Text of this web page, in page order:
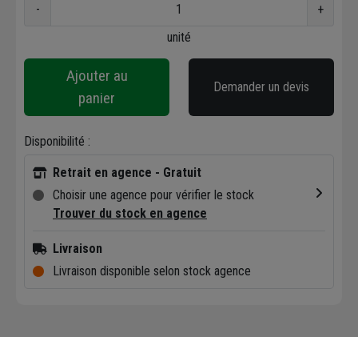
-
+
unité
Ajouter au
panier
Demander un devis
Disponibilité :
Retrait en agence - Gratuit
Choisir une agence pour vérifier le stock
Trouver du stock en agence
Livraison
Livraison disponible selon stock agence